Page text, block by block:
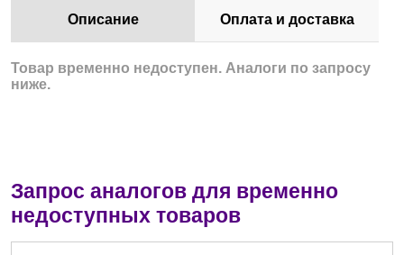
Описание Оплата и доставка
Товар временно недоступен. Аналоги по запросу
ниже.
Запрос аналогов для временно
недоступных товаров